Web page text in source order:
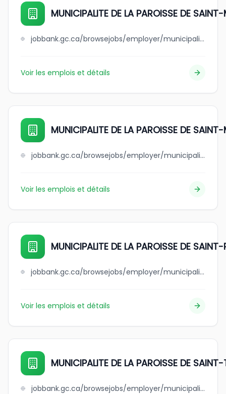
MUNICIPALITE DE LA PAROISSE DE
jobbank.gc.ca/browsejobs/employer/municipalite+de+la+paroisse+de+saint-marc-de-figuery/ca
Voir les emplois et détails
MUNICIPALITE DE LA PAROISSE DE
jobbank.gc.ca/browsejobs/employer/municipalite+de+la+paroisse+de+saint-martin/ca
Voir les emplois et détails
MUNICIPALITE DE LA PAROISSE DE
jobbank.gc.ca/browsejobs/employer/municipalite+de+la+paroisse+de+saint-pierre-baptiste/ca
Voir les emplois et détails
MUNICIPALITE DE LA PAROISSE DE
jobbank.gc.ca/browsejobs/employer/municipalite+de+la+paroisse+de+saint-tharcisius/ca